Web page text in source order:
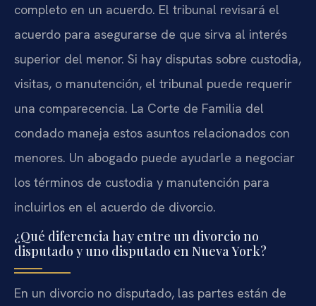
completo en un acuerdo. El tribunal revisará el
acuerdo para asegurarse de que sirva al interés
superior del menor. Si hay disputas sobre custodia,
visitas, o manutención, el tribunal puede requerir
una comparecencia. La Corte de Familia del
condado maneja estos asuntos relacionados con
menores. Un abogado puede ayudarle a negociar
los términos de custodia y manutención para
incluirlos en el acuerdo de divorcio.
¿Qué diferencia hay entre un divorcio no
disputado y uno disputado en Nueva York?
En un divorcio no disputado, las partes están de